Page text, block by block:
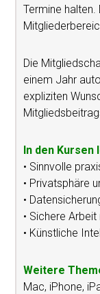
Termine
Die
einem Jahr
expliziten
In den Kursen
• Sinnvolle
• Privatsphäre
•
• Sichere
• Künstliche
Weitere
Mac, iPhone,